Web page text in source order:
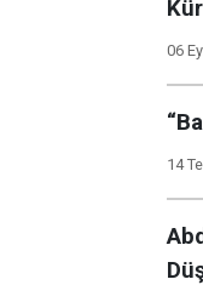
06
14